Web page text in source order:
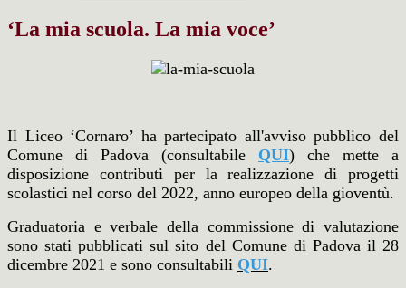
‘La mia scuola. La mia voce’
Il Liceo ‘Cornaro’ ha partecipato all'avviso pubblico del
Comune di Padova (consultabile QUI) che mette a
disposizione contributi per la realizzazione di progetti
scolastici nel corso del 2022, anno europeo della gioventù.
Graduatoria e verbale della commissione di valutazione
sono stati pubblicati sul sito del Comune di Padova il 28
dicembre 2021 e sono consultabili QUI.